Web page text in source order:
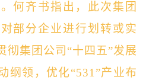
何齐书指出，此次集团
部分企业进行划转或实
彻集团公司“十四五”发展
纲领，优化“531 ”产业布